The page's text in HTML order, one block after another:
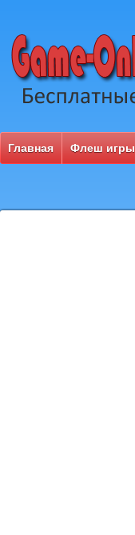
Главная Флеш игры